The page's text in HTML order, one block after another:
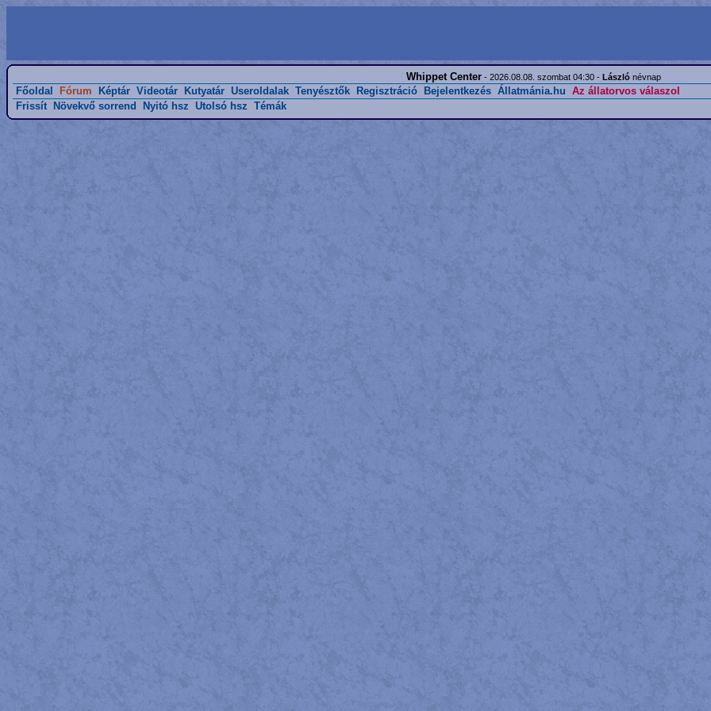
Whippet Center- 2026.08.08. szombat 04:30 - László névnap
Főoldal Fórum Képtár Videotár Kutyatár Useroldalak Tenyésztők Regisztráció Bejelentkezés Állatmánia.hu Az állatorvos válaszol
Frissít
Növekvő sorrend Nyitó hsz Utolsó hsz Témák